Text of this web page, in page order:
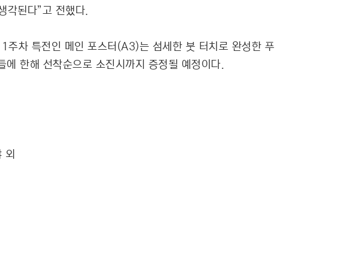
각된다”고 전했다.
주차 특전인 메인 포스터(A3)는 섬세한 붓 터치로 완성한 푸
한해 선착순으로 소진시까지 증정될 예정이다.
외